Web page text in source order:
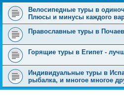
я
Велосипедные туры в
Плюсы и минусы каждого
Православные туры в
Горящие туры в Египет -
Индивидуальные туры в
рыбалка, и многое многое